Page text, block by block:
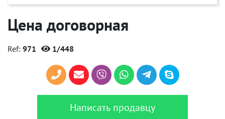
Цена договорная
Ref: 971 1/448
Написать продавцу